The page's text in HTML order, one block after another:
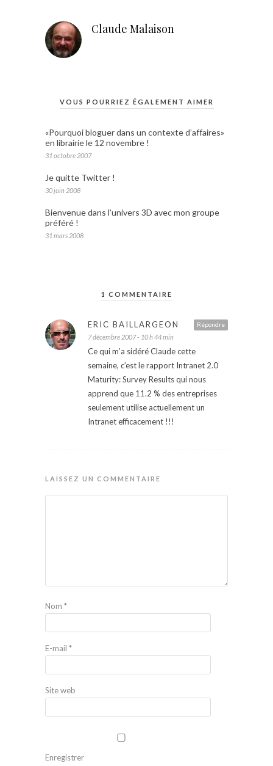
Claude Malaison
VOUS POURRIEZ ÉGALEMENT AIMER
«Pourquoi bloguer dans un contexte d’affaires»
en librairie le 12 novembre !
31 octobre 2007
Je quitte Twitter !
30 juin 2008
Bienvenue dans l’univers 3D avec mon groupe
préféré !
31 mars 2008
1 COMMENTAIRE
Répondre
ERIC BAILLARGEON
7 décembre 2007 - 10 h 44 min
Ce qui m’a sidéré Claude cette
semaine, c’est le rapport Intranet 2.0
Maturity: Survey Results qui nous
apprend que 11.2 % des entreprises
seulement utilise actuellement un
Intranet efficacement !!!
LAISSEZ UN COMMENTAIRE
Nom *
E-mail *
Site web
Enregistrer